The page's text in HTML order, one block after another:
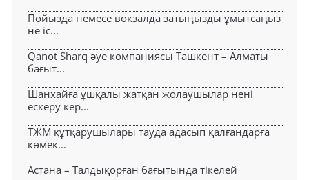
Пойызда немесе вокзалда затыңызды ұмытсаңыз
не іс...
Qanot Sharq әуе компаниясы Ташкент – Алматы
бағыт...
Шанхайға ұшқалы жатқан жолаушылар нені
ескеру кер...
ТЖМ құтқарушылары тауда адасып қалғандарға
көмек...
Астана – Талдықорған бағытында тікелей